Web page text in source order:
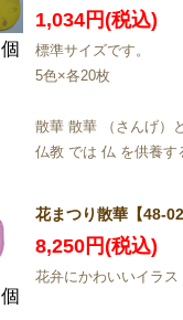
個
1,034円(税込)
標準サイズです。
5色×各20枚
散華 散華 （さんげ）
仏教 では 仏 を供養す
個
花まつり散華【48-
8,250円(税込)
花弁にかわいいイラス